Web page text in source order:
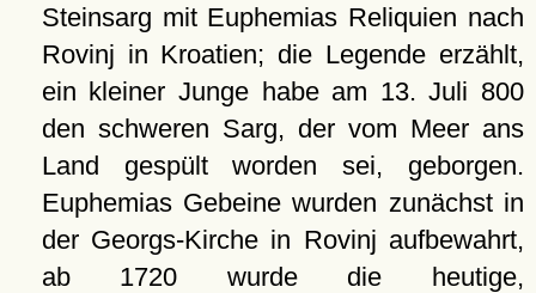
Steinsarg mit Euphemias Reliquien nach
Rovinj in Kroatien; die Legende erzählt,
ein kleiner Junge habe am 13. Juli 800
den schweren Sarg, der vom Meer ans
Land gespült worden sei, geborgen.
Euphemias Gebeine wurden zunächst in
der Georgs-Kirche in Rovinj aufbewahrt,
ab 1720 wurde die heutige,